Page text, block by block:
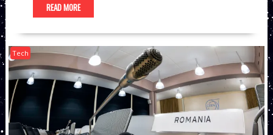
READ MORE
Tech